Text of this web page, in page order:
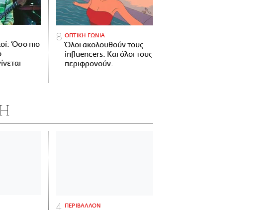
Όσο πιο
ΟΠΤΙΚΗ ΓΩΝΙΑ
Όλοι ακολουθούν τους
influencers. Και όλοι τους
περιφρονούν.
ΠΕΡΙΒΑΛΛΟΝ